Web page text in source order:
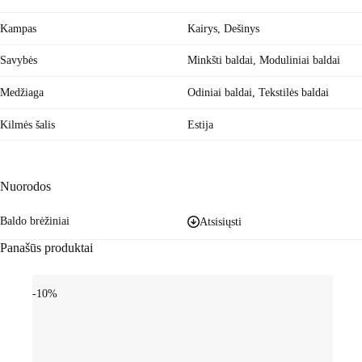
Kampas Kairys, Dešinys
Savybės Minkšti baldai, Moduliniai baldai
Medžiaga Odiniai baldai, Tekstilės baldai
Kilmės šalis Estija
Nuorodos
Baldo brėžiniai Atsisiųsti
Panašūs produktai
-10%